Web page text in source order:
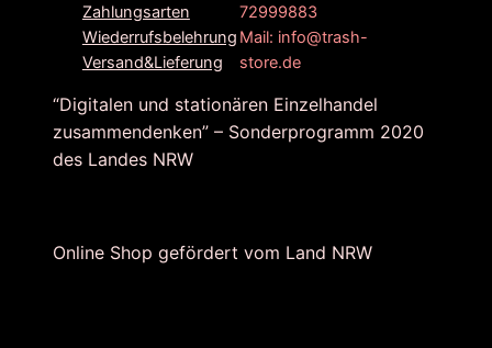
Zahlungsarten
Wiederrufsbelehrung
Versand&Lieferung
72999883
Mail: info@trash-
store.de
“Digitalen und stationären Einzelhandel
zusammendenken” – Sonderprogramm 2020
des Landes NRW
Online Shop gefördert vom Land NRW